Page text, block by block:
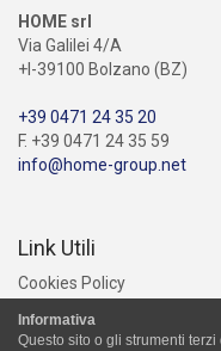
HOME srl
Via Galilei 4/A
+I-39100 Bolzano (BZ)
+39 0471 24 35 20
F. +39 0471 24 35 59
info@home-group.net
Link Utili
Cookies Policy
Informativa
Questo sito o gli strumenti